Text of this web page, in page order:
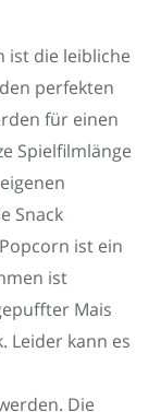
ist die leibliche
perfekten
für einen
Spielfilmlänge
Snack
ist ein
ist
Mais
Leider kann es
Die